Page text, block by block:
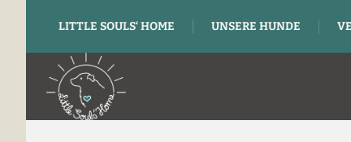
LITTLE SOULS‘ HOME UNSERE HUNDE